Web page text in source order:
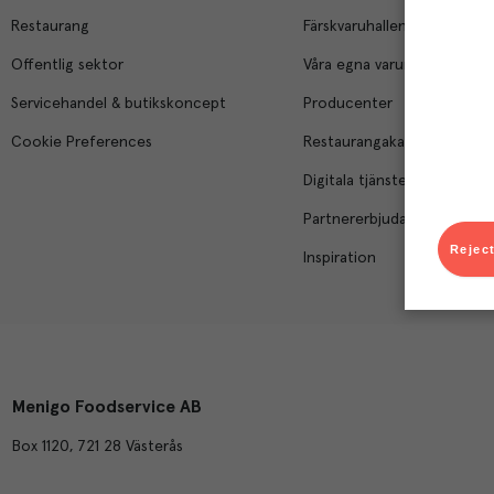
Restaurang
Offentlig sektor
Servicehandel & butikskoncept
Cookie Preferences
Färskvaruhallen
Våra egna varumärken
Producenter
Restaurangakademien
Digitala tjänster
Partnererbjudanden
Inspiration
Menigo Foodservice AB
Box 1120, 721 28 Västerås